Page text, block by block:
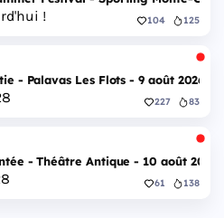
! 104 125
- Palavas Les Flots - 9 août 2026
227 83
- Théâtre Antique - 10 août 2026
61 138